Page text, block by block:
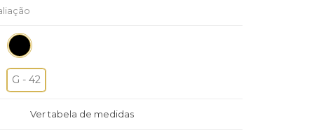
G - 42
Ver tabela de medidas